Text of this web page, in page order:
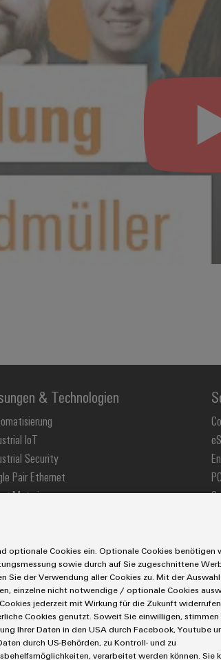
& Technologien
IoT
Security
Pair Ethernet
Metering
Datenschutzerklärung Cookie Richtlinie
Detmold Tel.: +49 5231 14-280 Fax +49
optionale Cookies ein. Optionale Cookies benötigen
sowie durch auf Sie zugeschnittene
Sie der Verwendung aller Cookies zu. Mit der
einzelne nicht notwendige / optionale Cookies
jederzeit mit Wirkung für die Zukunft
Cookies genutzt. Soweit Sie einwilligen, stimmen
Ihrer Daten in den USA durch Facebook, Youtube
durch US-Behörden, zu Kontroll- und zu
verarbeitet werden können. Sie